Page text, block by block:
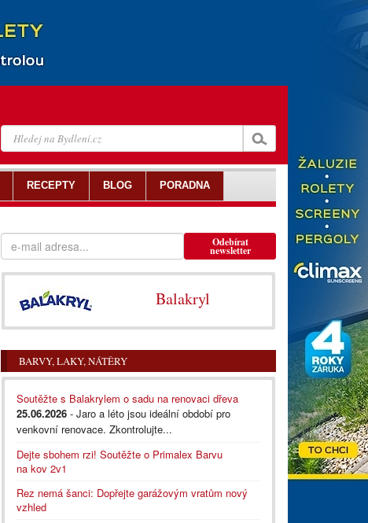
Odebírat
newsletter
Balakryl
BARVY, LAKY, NÁTĚRY
Soutěžte s Balakrylem o sadu na renovaci dřeva
25.06.2026 - Jaro a léto jsou ideální období pro
venkovní renovace. Zkontrolujte...
Dejte sbohem rzi! Soutěžte o Primalex Barvu
na kov 2v1
Rez nemá šanci: Dopřejte garážovým vratům nový
vzhled
RECEPTY BLOG PORADNA